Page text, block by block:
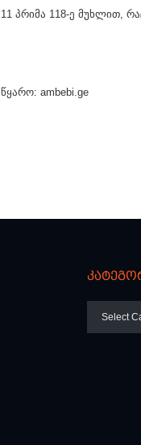
11 პრი­მა 118-ე მუხ­ლით,
წყარო: ambebi.ge